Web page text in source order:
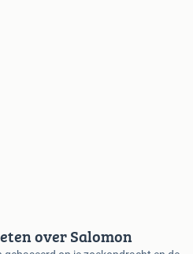
over Salomon